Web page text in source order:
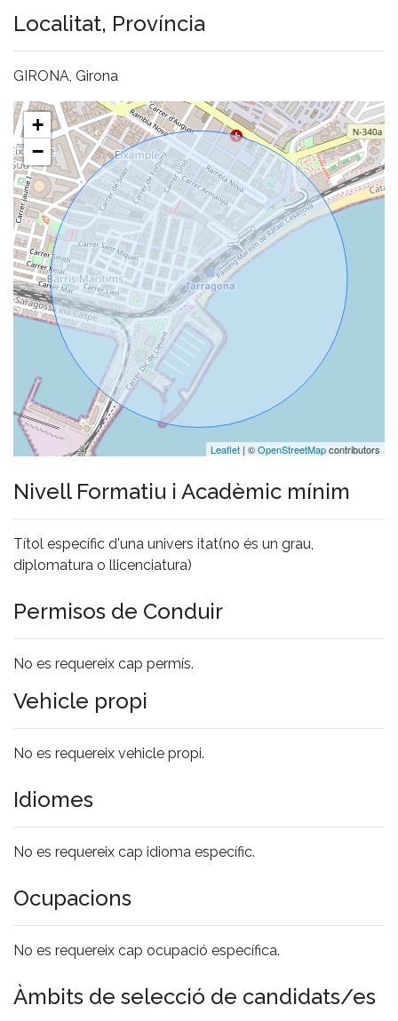
Localitat, Província
GIRONA, Girona
+
−
Leaflet | ©OpenStreetMapcontributors
Nivell Formatiu i Acadèmic mínim
Títol específic d'una univers itat(no és un grau,
diplomatura o llicenciatura)
Permisos de Conduir
No es requereix cap permís.
Vehicle propi
No es requereix vehicle propi.
Idiomes
No es requereix cap idioma específic.
Ocupacions
No es requereix cap ocupació específica.
Àmbits de selecció de candidats/es